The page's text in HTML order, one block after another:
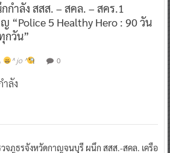
กำลัง สสส. – สคล. – สคร.1
“Police 5 Healthy Hero : 90 วัน
กวัน”
^ jo ^ 0
ลัง
จภูธรจังหวัดกาญจนบุรี ผนึก สสส.-สคล. เครือ